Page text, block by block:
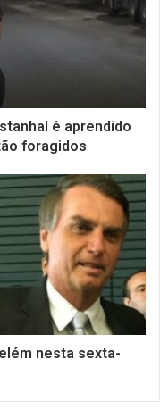
é aprendido
foragidos
nesta sexta-